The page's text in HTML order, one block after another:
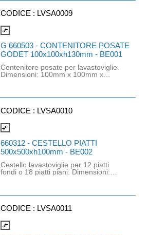
CODICE : LVSA0009
compare_arrows
G 660503 - CONTENITORE POSATE
GODET 100x100xh130mm - BE001
Contenitore posate per lavastoviglie.
Dimensioni: 100mm x 100mm x
CODICE : LVSA0010
compare_arrows
660312 - CESTELLO PIATTI
500x500xh100mm - BE002
Cestello lavastoviglie per 12 piatti
fondi o 18 piatti piani. Dimensioni:
CODICE : LVSA0011
compare_arrows